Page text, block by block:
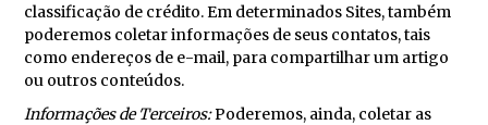
classificação de crédito. Em determinados Sites, também
poderemos coletar informações de seus contatos, tais
como endereços de e-mail, para compartilhar um artigo
ou outros conteúdos.
Informações de Terceiros:Poderemos, ainda, coletar as